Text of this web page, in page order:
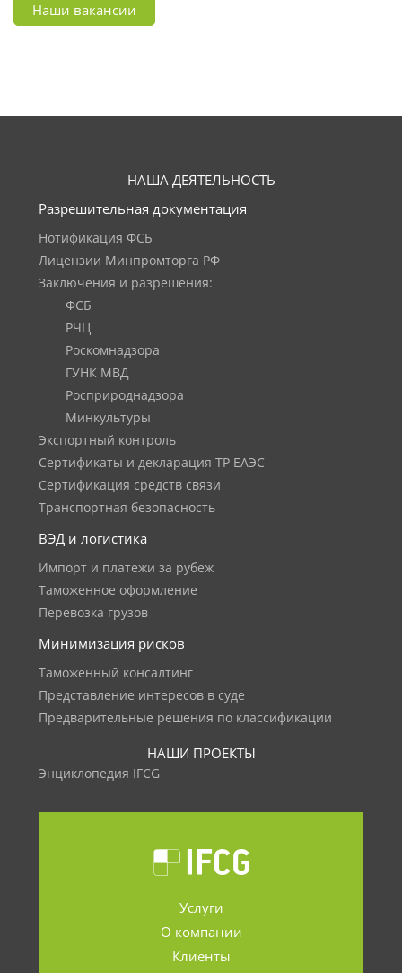
Наши вакансии
НАША ДЕЯТЕЛЬНОСТЬ
Разрешительная документация
Нотификация ФСБ
Лицензии Минпромторга РФ
Заключения и разрешения:
ФСБ
РЧЦ
Роскомнадзора
ГУНК МВД
Росприроднадзора
Минкультуры
Экспортный контроль
Сертификаты и декларация ТР ЕАЭС
Сертификация средств связи
Транспортная безопасность
ВЭД и логистика
Импорт и платежи за рубеж
Таможенное оформление
Перевозка грузов
Минимизация рисков
Таможенный консалтинг
Представление интересов в суде
Предварительные решения по классификации
НАШИ ПРОЕКТЫ
Энциклопедия IFCG
Услуги
О компании
Клиенты